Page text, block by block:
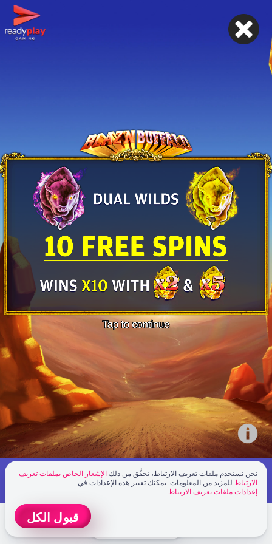
أنت تلعب باستخدام النسخة التجريبية. ولكن اللعبة
الحقيقية هي أكثر إثارة للاهتمام
العَب بشكل فعلي
نحن نستخدم ملفات تعريف الارتباط، تحقَّق من ذلك الإشعار الخاص بملفات تعريف
الارتباط للمزيد من المعلومات. يمكنك تغيير هذه الإعدادات في
إعدادات ملفات تعريف الارتباط
قبول الكل